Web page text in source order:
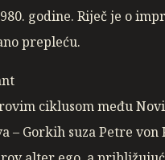
godine. Riječ je o
prepleću.
ciklusom među
– Gorkih suza Petre